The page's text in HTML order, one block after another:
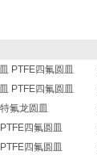
PTFE四氟圆皿
PTFE四氟圆皿
氟龙圆皿
四氟圆皿
四氟圆皿